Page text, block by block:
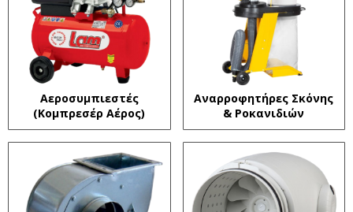
Αεροσυμπιεστές
(Κομπρεσέρ Αέρος)
Αναρροφητήρες Σκόνης
& Ροκανιδιών